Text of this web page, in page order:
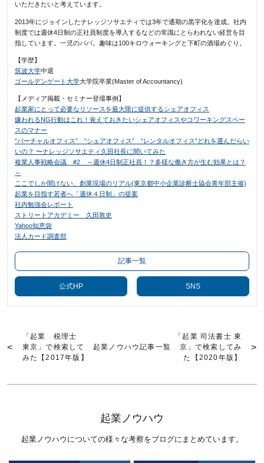
いただきたいと考えています。
2013年にジョインしたナレッジソサエティでは3年で通期の黒字化を達成。社内
制度では週休4日制の正社員制度を導入するなどの常識にとらわれない経営を目
指しています。一児のパパ。趣味は100キロウォーキングと下町の酒場めぐり。
【学歴】
筑波大学中退
ゴールデンゲート大学大学院卒業(Master of Accountancy)
【メディア掲載・セミナー登壇事例】
起業家にとって必要なリソースを最大限に提供するシェアオフィス
嫌われるNG行動はこれ！覚えておきたいシェアオフィスやコワーキングスペー
スのマナー
“バーチャルオフィス” “シェアオフィス” “レンタルオフィス”どれを選んだらい
いの？ 〜ナレッジソサエティ久田社長に聞いてみた
複業人事戦略会議 #2 ～週休4日制正社員！？多様な働き方が生む効果とは？
～
ここでしか聞けない、創業現場のリアル(東京都中小企業診断士協会青年部主催)
起業を目指す若者へ「週休４日制」の提案
社内勉強会レポート
ストリートアカデミー 久田敦史
Yahoo知恵袋
法人カード調査部
記事一覧
公式HP SNS
「起業 税理士
東京」で検索して
みた【2017年版】
起業ノウハウ記事一覧
「起業 司法書士 東
京」で検索してみ
た【2020年版】
起業ノウハウ
起業ノウハウについての様々な考察をブログにまとめています。